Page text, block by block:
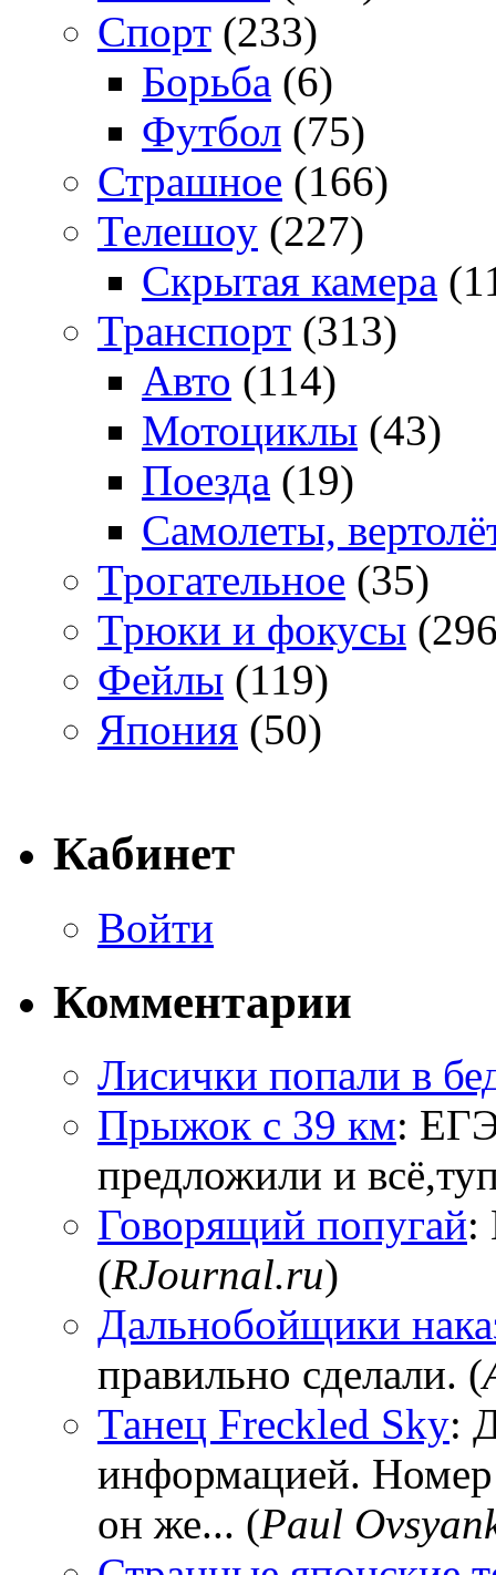
Спорт (233)
Борьба (6)
Футбол (75)
Страшное (166)
Телешоу (227)
Скрытая камера
Транспорт (313)
Авто (114)
Мотоциклы (43)
Поезда (19)
Самолеты,
Трогательное (35)
Трюки и фокусы
Фейлы (119)
Япония (50)
Кабинет
Войти
Комментарии
Лисички попали в
Прыжок с 39 км:
предложили и
Говорящий попугай:
(RJournal.ru)
Дальнобойщики
правильно сделали. (
Танец Freckled Sky:
информацией.
он же... (Paul